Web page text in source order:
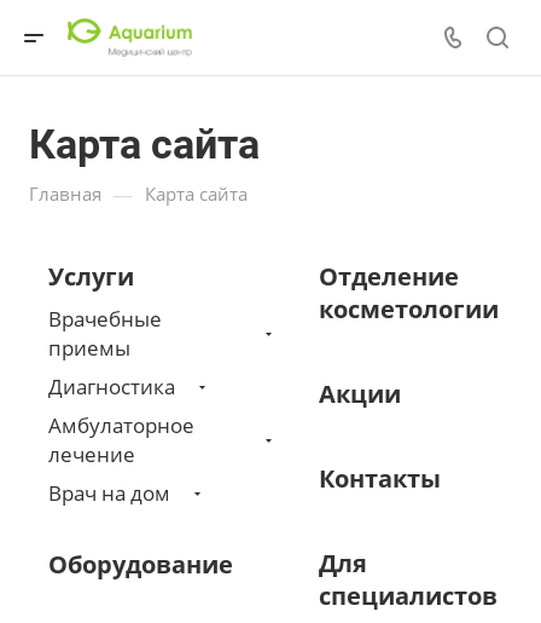
Карта сайта
Главная — Карта сайта
Услуги
Врачебные
приемы
Диагностика
Амбулаторное
лечение
Врач на дом
Оборудование
Отделение
косметологии
Акции
Контакты
Для
специалистов